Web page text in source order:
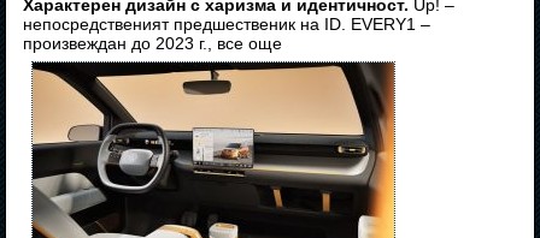
Характерен дизайн с харизма и идентичност. Up! –
непосредственият предшественик на ID. EVERY1 –
произвеждан до 2023 г., все още